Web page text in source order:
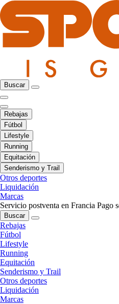
Buscar
Rebajas
Fútbol
Lifestyle
Running
Equitación
Senderismo y Trail
Otros deportes
Liquidación
Marcas
Servicio postventa en Francia Pago
Buscar
Rebajas
Fútbol
Lifestyle
Running
Equitación
Senderismo y Trail
Otros deportes
Liquidación
Marcas